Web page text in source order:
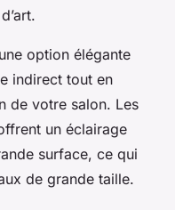
option élégante
indirect tout en
de votre salon. Les
un éclairage
surface, ce qui
de grande taille.